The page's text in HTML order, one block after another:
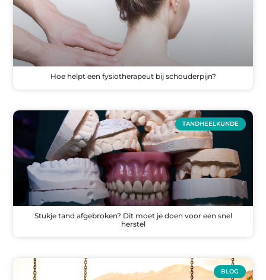
Hoe helpt een fysiotherapeut bij schouderpijn?
TANDHEELKUNDE
Stukje tand afgebroken? Dit moet je doen voor een snel
herstel
BLOG